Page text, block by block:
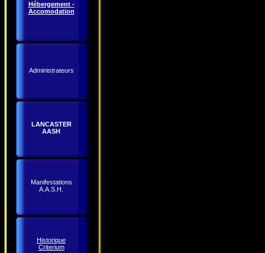
Hébergement -
Accomodation
Administrateurs
LANCASTER
AASH
Manifestations
A.A.S.H.
Historique
Criterium